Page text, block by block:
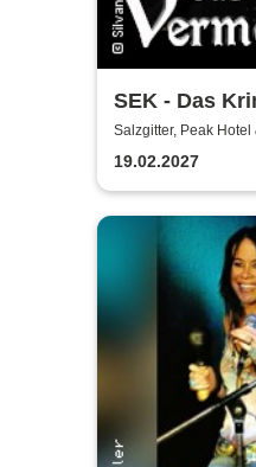
SEK - Das
Vermächtnis
Salzgitter, Peak Hotel
19.02.2027